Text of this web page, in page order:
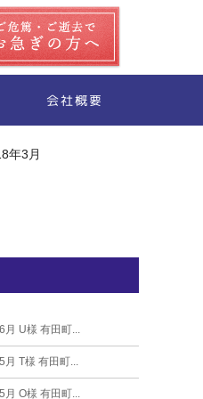
会社概要
年3月
月 U様 有田町...
月 T様 有田町...
月 O様 有田町...